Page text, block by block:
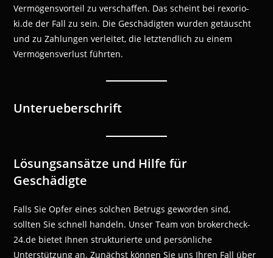
Vermögensvorteil zu verschaffen. Das scheint bei rexorio-
ki.de der Fall zu sein. Die Geschädigten wurden getäuscht
und zu Zahlungen verleitet, die letztendlich zu einem
Vermögensverlust führten.
Unterueberschrift
Lösungsansätze und Hilfe für
Geschädigte
Falls Sie Opfer eines solchen Betrugs geworden sind,
sollten Sie schnell handeln. Unser Team von brokercheck-
24.de bietet Ihnen strukturierte und persönliche
Unterstützung an. Zunächst können Sie uns Ihren Fall über